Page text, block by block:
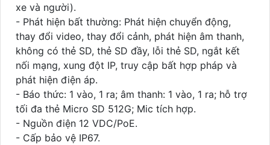
xe và người).
- Phát hiện bất thường: Phát hiện chuyển động,
thay đổi video, thay đổi cảnh, phát hiện âm thanh,
không có thẻ SD, thẻ SD đầy, lỗi thẻ SD, ngắt kết
nối mạng, xung đột IP, truy cập bất hợp pháp và
phát hiện điện áp.
- Báo thức: 1 vào, 1 ra; âm thanh: 1 vào, 1 ra; hỗ trợ
tối đa thẻ Micro SD 512G; Mic tích hợp.
- Nguồn điện 12 VDC/PoE.
- Cấp bảo vệ IP67.